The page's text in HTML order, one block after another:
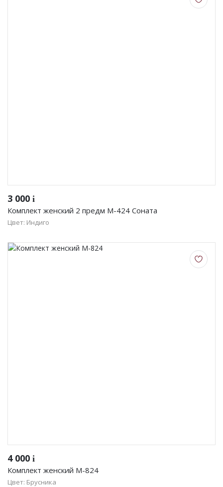
3 000 i
Комплект женский 2 предм М-424 Соната
Цвет: Индиго
4 000 i
Комплект женский М-824
Цвет: Брусника